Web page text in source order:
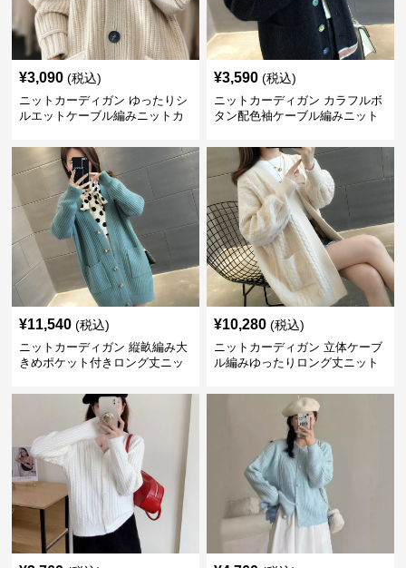
¥3,090 (税込)
ニットカーディガン ゆったりシ
ルエットケーブル編みニットカ
¥3,590 (税込)
ニットカーディガン カラフルボ
タン配色袖ケーブル編みニット
¥11,540 (税込)
ニットカーディガン 縦畝編み大
きめポケット付きロング丈ニッ
¥10,280 (税込)
ニットカーディガン 立体ケーブ
ル編みゆったりロング丈ニット